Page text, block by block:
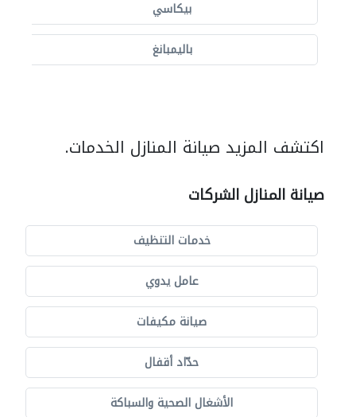
بيكاسي
باليمبانغ
اكتشف المزيد صيانة المنازل الخدمات.
صيانة المنازل الشركات
خدمات التنظيف
عامل يدوي
صيانة مكيفات
حدّاد أقفال
الأشغال الصحية والسباكة